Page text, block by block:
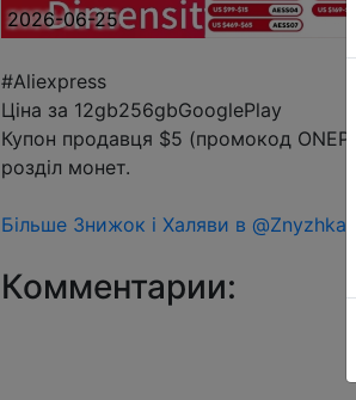
2026-06-25
#Aliexpress
Ціна за 12gb256gbGooglePlay
Купон продавця $5 (промокод
розділ монет.
Більше Знижок і Халяви в
Комментарии: